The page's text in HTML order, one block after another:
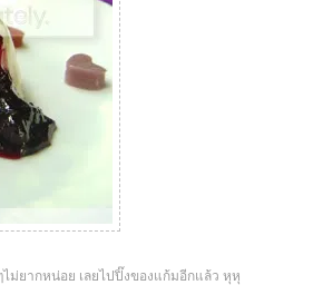
ไม่ยากหน่อย เลยไปปิ๊งของแก้มอีกแล้ว หุหุ